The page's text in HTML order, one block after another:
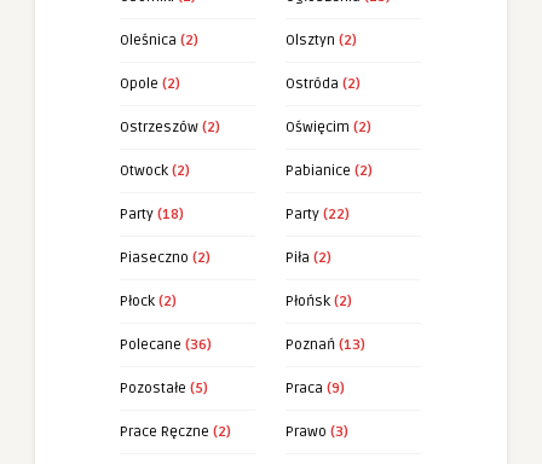
Oleśnica (2) Olsztyn (2)
Opole (2) Ostróda (2)
Ostrzeszów (2) Oświęcim (2)
Otwock (2) Pabianice (2)
Party (18) Party (22)
Piaseczno (2) Piła (2)
Płock (2) Płońsk (2)
Polecane (36) Poznań (13)
Pozostałe (5) Praca (9)
Prace Ręczne (2) Prawo (3)